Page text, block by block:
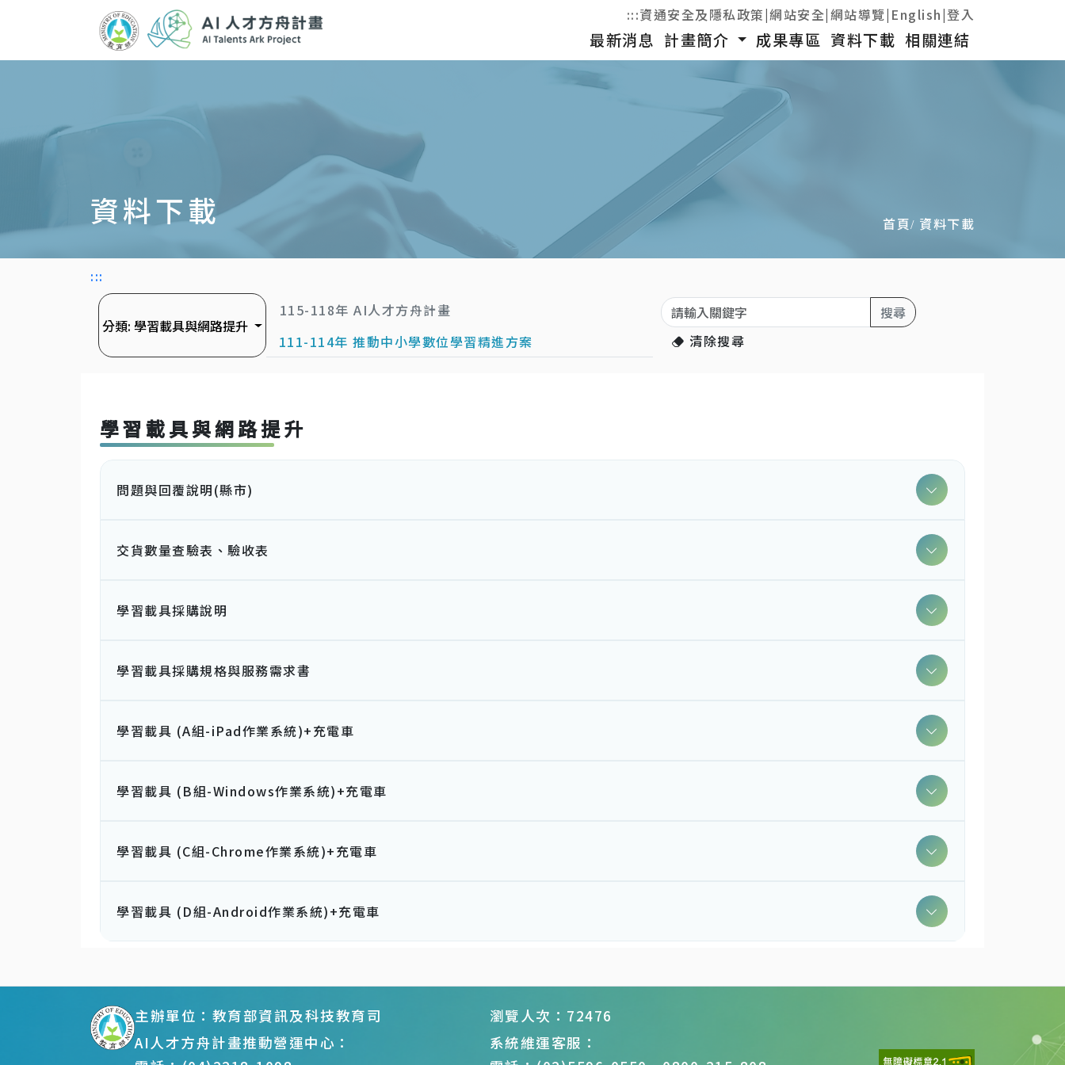
到
:::資通安全及隱私政策|網站安全|網站導覽| English|登入
最新消息 計畫簡介 成果專區 資料下載 相關連結
資料下載 首頁 資料下載
:::
分類: 學習載具與網路提升
115-118年 AI人才方舟計畫
111-114年 推動中小學數位學習精進方案
關鍵字
搜尋
清除搜尋
學習載具與網路提升
問題與回覆說明(縣市)
交貨數量查驗表、驗收表
學習載具採購說明
學習載具採購規格與服務需求書
學習載具 (A組-iPad作業系統)+充電車
學習載具 (B組-Windows作業系統)+充電車
學習載具 (C組-Chrome作業系統)+充電車
學習載具 (D組-Android作業系統)+充電車
主辦單位：教育部資訊及科技教育司
瀏覽人次：72476
AI人才方舟計畫推動營運中心：
系統維運客服：